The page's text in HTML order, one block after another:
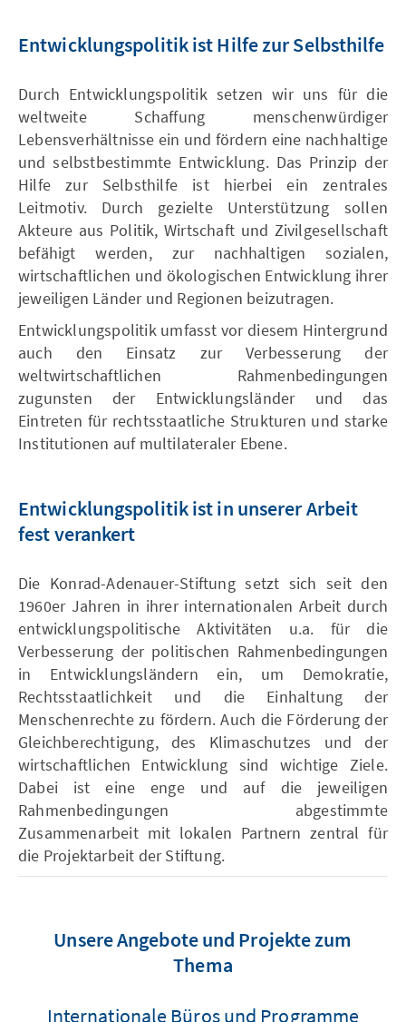
Entwicklungspolitik ist Hilfe zur Selbsthilfe
Durch Entwicklungspolitik setzen wir uns für die
weltweite Schaffung menschenwürdiger
Lebensverhältnisse ein und fördern eine nachhaltige
und selbstbestimmte Entwicklung. Das Prinzip der
Hilfe zur Selbsthilfe ist hierbei ein zentrales
Leitmotiv. Durch gezielte Unterstützung sollen
Akteure aus Politik, Wirtschaft und Zivilgesellschaft
befähigt werden, zur nachhaltigen sozialen,
wirtschaftlichen und ökologischen Entwicklung ihrer
jeweiligen Länder und Regionen beizutragen.
Entwicklungspolitik umfasst vor diesem Hintergrund
auch den Einsatz zur Verbesserung der
weltwirtschaftlichen Rahmenbedingungen
zugunsten der Entwicklungsländer und das
Eintreten für rechtsstaatliche Strukturen und starke
Institutionen auf multilateraler Ebene.
Entwicklungspolitik ist in unserer Arbeit
fest verankert
Die Konrad-Adenauer-Stiftung setzt sich seit den
1960er Jahren in ihrer internationalen Arbeit durch
entwicklungspolitische Aktivitäten u.a. für die
Verbesserung der politischen Rahmenbedingungen
in Entwicklungsländern ein, um Demokratie,
Rechtsstaatlichkeit und die Einhaltung der
Menschenrechte zu fördern. Auch die Förderung der
Gleichberechtigung, des Klimaschutzes und der
wirtschaftlichen Entwicklung sind wichtige Ziele.
Dabei ist eine enge und auf die jeweiligen
Rahmenbedingungen abgestimmte
Zusammenarbeit mit lokalen Partnern zentral für
die Projektarbeit der Stiftung.
Unsere Angebote und Projekte zum
Thema
Internationale Büros und Programme